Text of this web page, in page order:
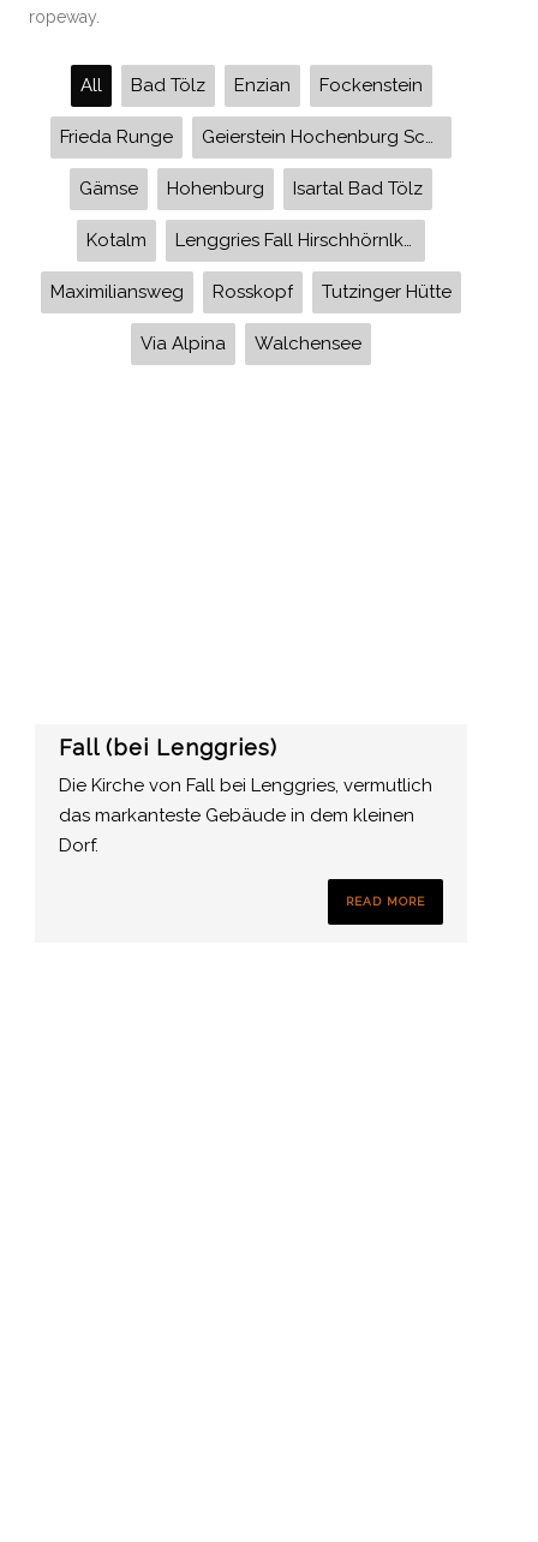
ropeway.
All Bad Tölz Enzian Fockenstein
Frieda Runge Geierstein Hochenburg Schlossweiher
Gämse Hohenburg Isartal Bad Tölz
Kotalm Lenggries Fall Hirschhörnlkopf Hochalm Brauneck Benediktenwand Sylvensteinsee Latschenkopf Achselköpfe Bichleralm Quengeralm Karwendel
Maximiliansweg Rosskopf Tutzinger Hütte
Via Alpina Walchensee
Fall (bei Lenggries)
Die Kirche von Fall bei Lenggries, vermutlich
das markanteste Gebäude in dem kleinen
Dorf.
READ MORE